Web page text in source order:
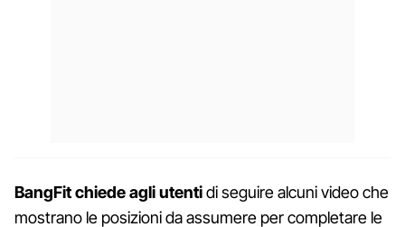
BangFit chiede agli utentidi seguire alcuni video che
mostrano le posizioni da assumere per completare le